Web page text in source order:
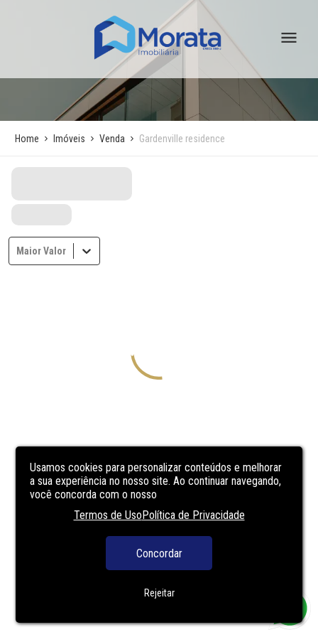
Usamos cookies para personalizar conteúdos e melhorar
a sua experiência no nosso site. Ao continuar navegando,
você concorda com o nosso
Termos de UsoPolítica de Privacidade
Concordar
Rejeitar
Home Imóveis Venda Gardenville residence
Maior Valor